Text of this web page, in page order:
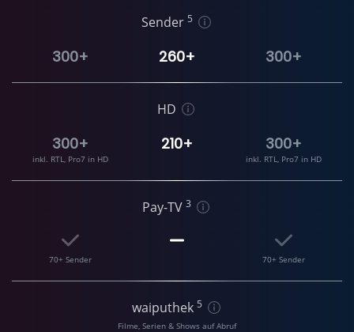
Sender 5
300+ 260+ 300+
HD
300+
inkl. RTL, Pro7 in HD
210+ 300+
inkl. RTL, Pro7 in HD
Pay-TV 3
70+ Sender 70+ Sender
waiputhek 5
Filme, Serien & Shows auf Abruf